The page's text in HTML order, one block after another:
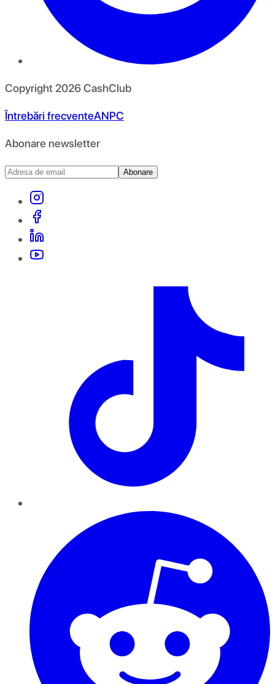
Copyright 2026CashClub
Întrebări frecventeANPC
Abonare newsletter
Abonare